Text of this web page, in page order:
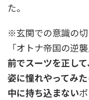
た。
※玄関での意識の
「オトナ帝国の逆
前でスーツを正し
姿に憧れやってみ
中に持ち込まない